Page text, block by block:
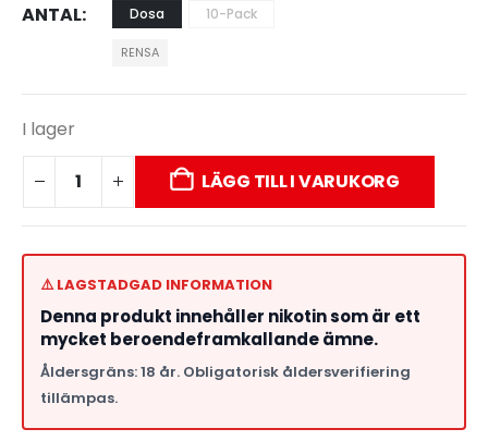
ANTAL Dosa 10-Pack
RENSA
I lager
LÄGG TILL I VARUKORG
⚠️ LAGSTADGAD INFORMATION
Denna produkt innehåller nikotin som är ett
mycket beroendeframkallande ämne.
Åldersgräns: 18 år. Obligatorisk åldersverifiering
tillämpas.